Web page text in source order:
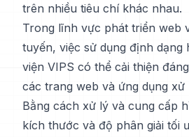
trên nhiều tiêu chí khác nhau.
Trong lĩnh vực phát triển web
tuyến, việc sử dụng định dạng
viện VIPS có thể cải thiện
các trang web và ứng dụng
Bằng cách xử lý và cung cấp
kích thước và độ phân giải tối